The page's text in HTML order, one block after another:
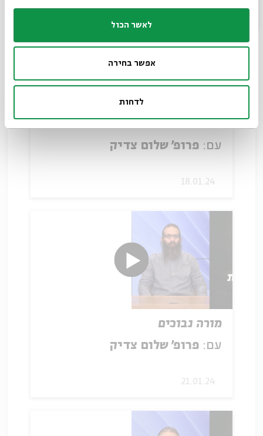
לאשר הכול
אפשר בחירה
לדחות
עם: פרופ' שלום צדיק
18.01.24
מורה נבוכים
עם: פרופ' שלום צדיק
21.01.24